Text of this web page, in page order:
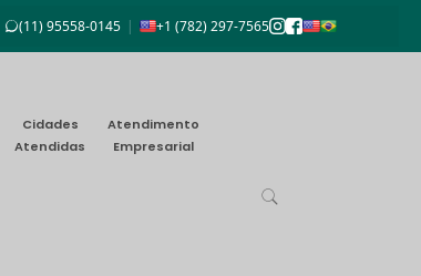
(11) 95558-0145 | +1 (782) 297-7565
Cidades
Atendidas
Atendimento
Empresarial